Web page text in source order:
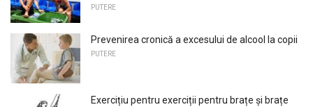
PUTERE
Prevenirea cronică a excesului de alcool la copii
PUTERE
Exercițiu pentru exerciții pentru brațe și brațe